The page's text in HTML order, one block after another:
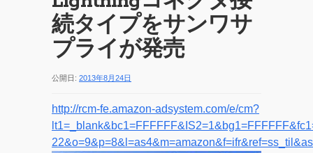
続タイプをサンワサ
プライが発売
公開日: 2013年8月24日
http://rcm-fe.amazon-adsystem.com/e/cm?